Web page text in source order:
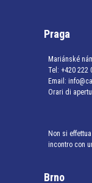
Praga
Mariánské
Tel: +420 222
Email:
Orari di
Non si
incontro con
Brno